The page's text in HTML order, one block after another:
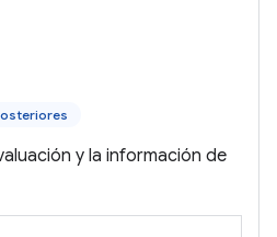
y la información de